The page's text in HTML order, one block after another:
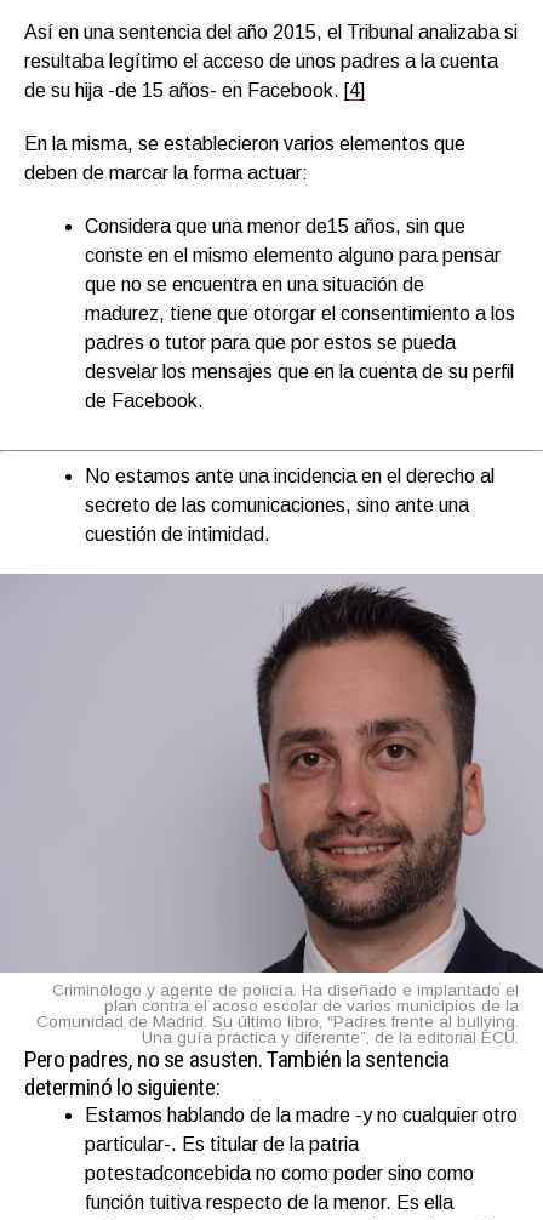
Así en una sentencia del año 2015, el Tribunal analizaba si
resultaba legítimo el acceso de unos padres a la cuenta
de su hija -de 15 años- en Facebook. [4]
En la misma, se establecieron varios elementos que
deben de marcar la forma actuar:
Considera que una menor de15 años, sin que
conste en el mismo elemento alguno para pensar
que no se encuentra en una situación de
madurez, tiene que otorgar el consentimiento a los
padres o tutor para que por estos se pueda
desvelar los mensajes que en la cuenta de su perfil
de Facebook.
No estamos ante una incidencia en el derecho al
secreto de las comunicaciones, sino ante una
cuestión de intimidad.
Criminólogo y agente de policía. Ha diseñado e implantado el
plan contra el acoso escolar de varios municipios de la
Comunidad de Madrid. Su último libro, “Padres frente al bullying.
Una guía práctica y diferente”, de la editorial ECU.
Pero padres, no se asusten. También la sentencia
determinó lo siguiente:
Estamos hablando de la madre -y no cualquier otro
particular-. Es titular de la patria
potestadconcebida no como poder sino como
función tuitiva respecto de la menor. Es ella